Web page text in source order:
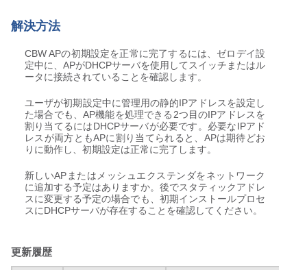
解決方法
CBW APの初期設定を正常に完了するには、ゼロデイ設
定中に、APがDHCPサーバを使用してスイッチまたはル
ータに接続されていることを確認します。
ユーザが初期設定中に管理用の静的IPアドレスを設定し
た場合でも、AP機能を処理できる2つ目のIPアドレスを
割り当てるにはDHCPサーバが必要です。必要なIPアド
レスが両方ともAPに割り当てられると、APは期待どお
りに動作し、初期設定は正常に完了します。
新しいAPまたはメッシュエクステンダをネットワーク
に追加する予定はありますか。後でスタティックアドレ
スに変更する予定の場合でも、初期インストールプロセ
スにDHCPサーバが存在することを確認してください。
更新履歴